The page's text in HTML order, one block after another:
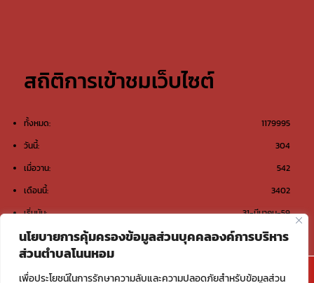
นโยบายการคุ้มครองข้อมูลส่วนบุคคลองค์การบริหาร
ส่วนตำบลโนนหอม
เพื่อประโยชน์ในการรักษาความลับและความปลอดภัยสำหรับข้อมูลส่วน
สถิติการเข้าชมเว็บไซต์
1179995
ทั้งหมด:
304
วันนี้:
542
เมื่อวาน:
3402
เดือนนี้:
31-มีนาคม-59
เริ่มนับ:
@องค์การบริหารส่วนตำบลโนนหอม ต.โนนหอม อ.เมือง